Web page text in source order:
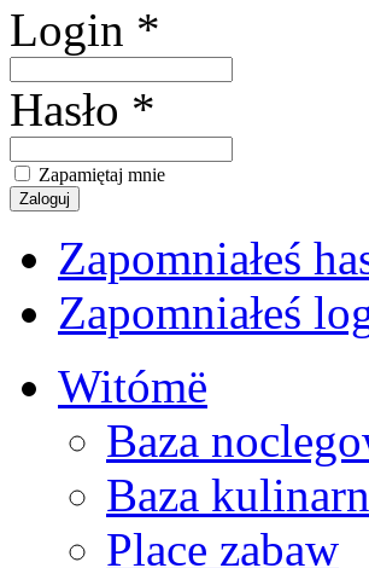
Login *
Hasło *
Zapamiętaj mnie
Zapomniałeś
Zapomniałeś
Witómë
Baza
Baza
Place zabaw